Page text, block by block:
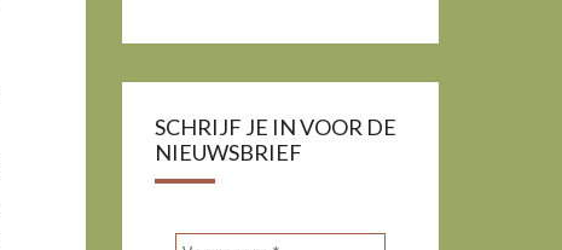
SCHRIJF JE IN VOOR DE
NIEUWSBRIEF